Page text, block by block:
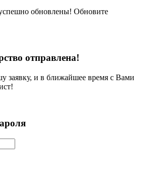
обновлены! Обновите
отправлена!
и в ближайшее время с Вами